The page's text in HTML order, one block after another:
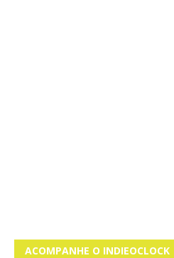
ACOMPANHE O INDIEOCLOCK